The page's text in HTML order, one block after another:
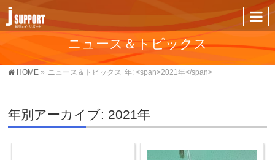
ニュース＆トピックス
HOME » ニュース＆トピックス 年: <span>2021年</span>
年別アーカイブ: 2021年